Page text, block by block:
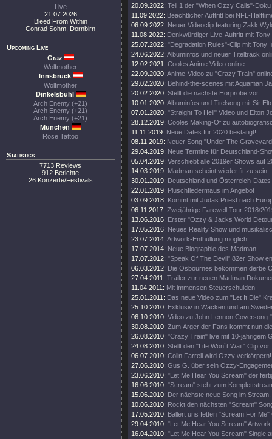
Live
21.07.2026
Bleed From Within
Conrad Sohm, Dornbirn
Upcoming Live
Graz
Wolfmother
Innsbruck
Wolfmother
Dinkelsbühl
Arch Enemy (+21)
Arch Enemy (+21)
Arch Enemy (+21)
München
Rose Tattoo
Statistics
7713 Reviews
912 Berichte
26 Konzerte/Festivals
20.09.2022: Teil 1 der "When Ozzy Calls"-Doku
11.09.2022: Beachtlicher Auftritt bei NFL-
06.09.2022: Neuer Videoclip featuring Zakk
11.08.2022: Denkwürdiger Live-Auftritt mit Tony
25.07.2022: "Degradation Rules"-Clip mit Tony
24.06.2022: Albuminfos und neuer Titeltrack
12.02.2021: Cooles Anime Video online
22.09.2020: Anime-Video zu "Crazy Train"
29.02.2020: Behind-the-scenes mit Aquaman
20.02.2020: Stellt die nächste Hörprobe vor
10.01.2020: Albuminfos und Titelsong mit Sir
07.01.2020: "Straight To Hell" Video und Elton
28.12.2019: Cooles Making-Of zu
11.11.2019: Neue Dates für 2020 bestätigt!
08.11.2019: Neuer Song "Under The
29.04.2019: Neue Termine für Deutschland-
05.04.2019: Verschiebt alle 2019er Shows auf
14.03.2019: Madman scheint wieder fit zu sein
30.01.2019: Deutschland und Österreich-
22.01.2019: Plüschfledermaus im Angebot
03.09.2018: Kommt mit Judas Priest nach
06.11.2017: Zweijährige Farewell Tour 2018/
13.06.2016: Erster "Ozzy & Jacks World
17.05.2016: Neues Reality Show und
23.07.2014: Artwork-Enthüllung möglich!
17.07.2014: Neue Biographie des Madman
17.07.2012: "Speak Of The Devil" 82er Show
06.03.2012: Die Osbournes bekommen derbe
27.04.2011: Trailer zur neuen Madman
11.04.2011: Mit immensen Steuerschulden
25.01.2011: Das neue Video zum "Let It Die"
25.10.2010: Exklusiv in Wacken und am
06.10.2010: Video zu John Lennon Coversong
30.08.2010: Zum Ärger der Fans kommt nun
26.08.2010: "Crazy Train" live mit 10-jährigem
24.08.2010: Stellt den "Life Won`t Wait" Clip vor.
06.07.2010: Colin Farrell wird Ozzy verkörpern!
27.06.2010: Gus G. über sein Ozzy-
23.06.2010: "Let Me Hear You Scream" der
16.06.2010: "Scream" steht zum
15.06.2010: Der nächste neue Song im Stream.
10.06.2010: Rockt den nächsten "Scream"
17.05.2010: Ballert uns fetten "Scream For Me"
29.04.2010: "Let Me Hear You Scream" Artwork
16.04.2010: "Let Me Hear You Scream" Single